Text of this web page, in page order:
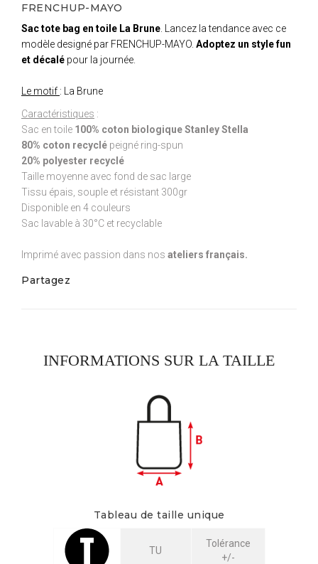
FRENCHUP-MAYO
Sac tote bag en toile La Brune . Lancez la tendance avec ce
modèle designé par FRENCHUP-MAYO. Adoptez un style fun
et décalé pour la journée.
Le motif : La Brune
Caractéristiques :
Sac en toile 100% coton biologique Stanley Stella
80% coton recyclé peigné ring-spun
20% polyester recyclé
Taille moyenne avec fond de sac large
Tissu épais, souple et résistant 300gr
Disponible en 4 couleurs
Sac lavable à 30°C et recyclable
Imprimé avec passion dans nos ateliers français.
Partagez
INFORMATIONS SUR LA TAILLE
Tableau de taille unique
TU
Tolérance
+/-